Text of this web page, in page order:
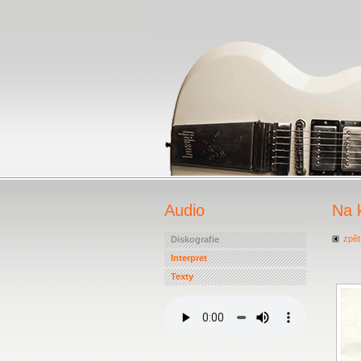
Audio
Diskografie
Interpret
Texty
Na
zpět